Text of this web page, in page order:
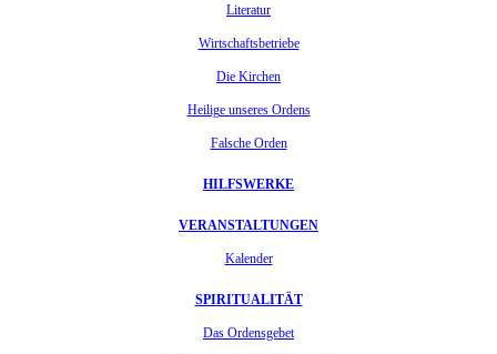
Literatur
Wirtschaftsbetriebe
Die Kirchen
Heilige unseres Ordens
Falsche Orden
HILFSWERKE
VERANSTALTUNGEN
Kalender
SPIRITUALITÄT
Das Ordensgebet